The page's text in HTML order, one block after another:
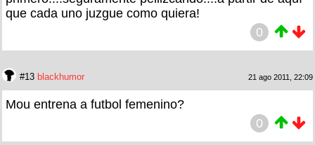
que cada uno juzgue como quiera!
0
#13 blackhumor 21 ago 2011, 22:09
Mou entrena a futbol femenino?
0